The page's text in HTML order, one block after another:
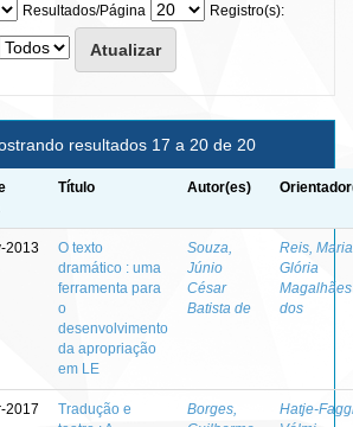
Resultados/Página
Registro(s):
resultados 17 a 20 de 20
Título Autor(es)
2013
O texto
dramático : uma
ferramenta para
o
desenvolvimento
da apropriação
em LE
Souza,
Júnio
César
Batista de
Reis,
Glória
Magalhães
dos
2017
Tradução e
Borges,
Hatje-